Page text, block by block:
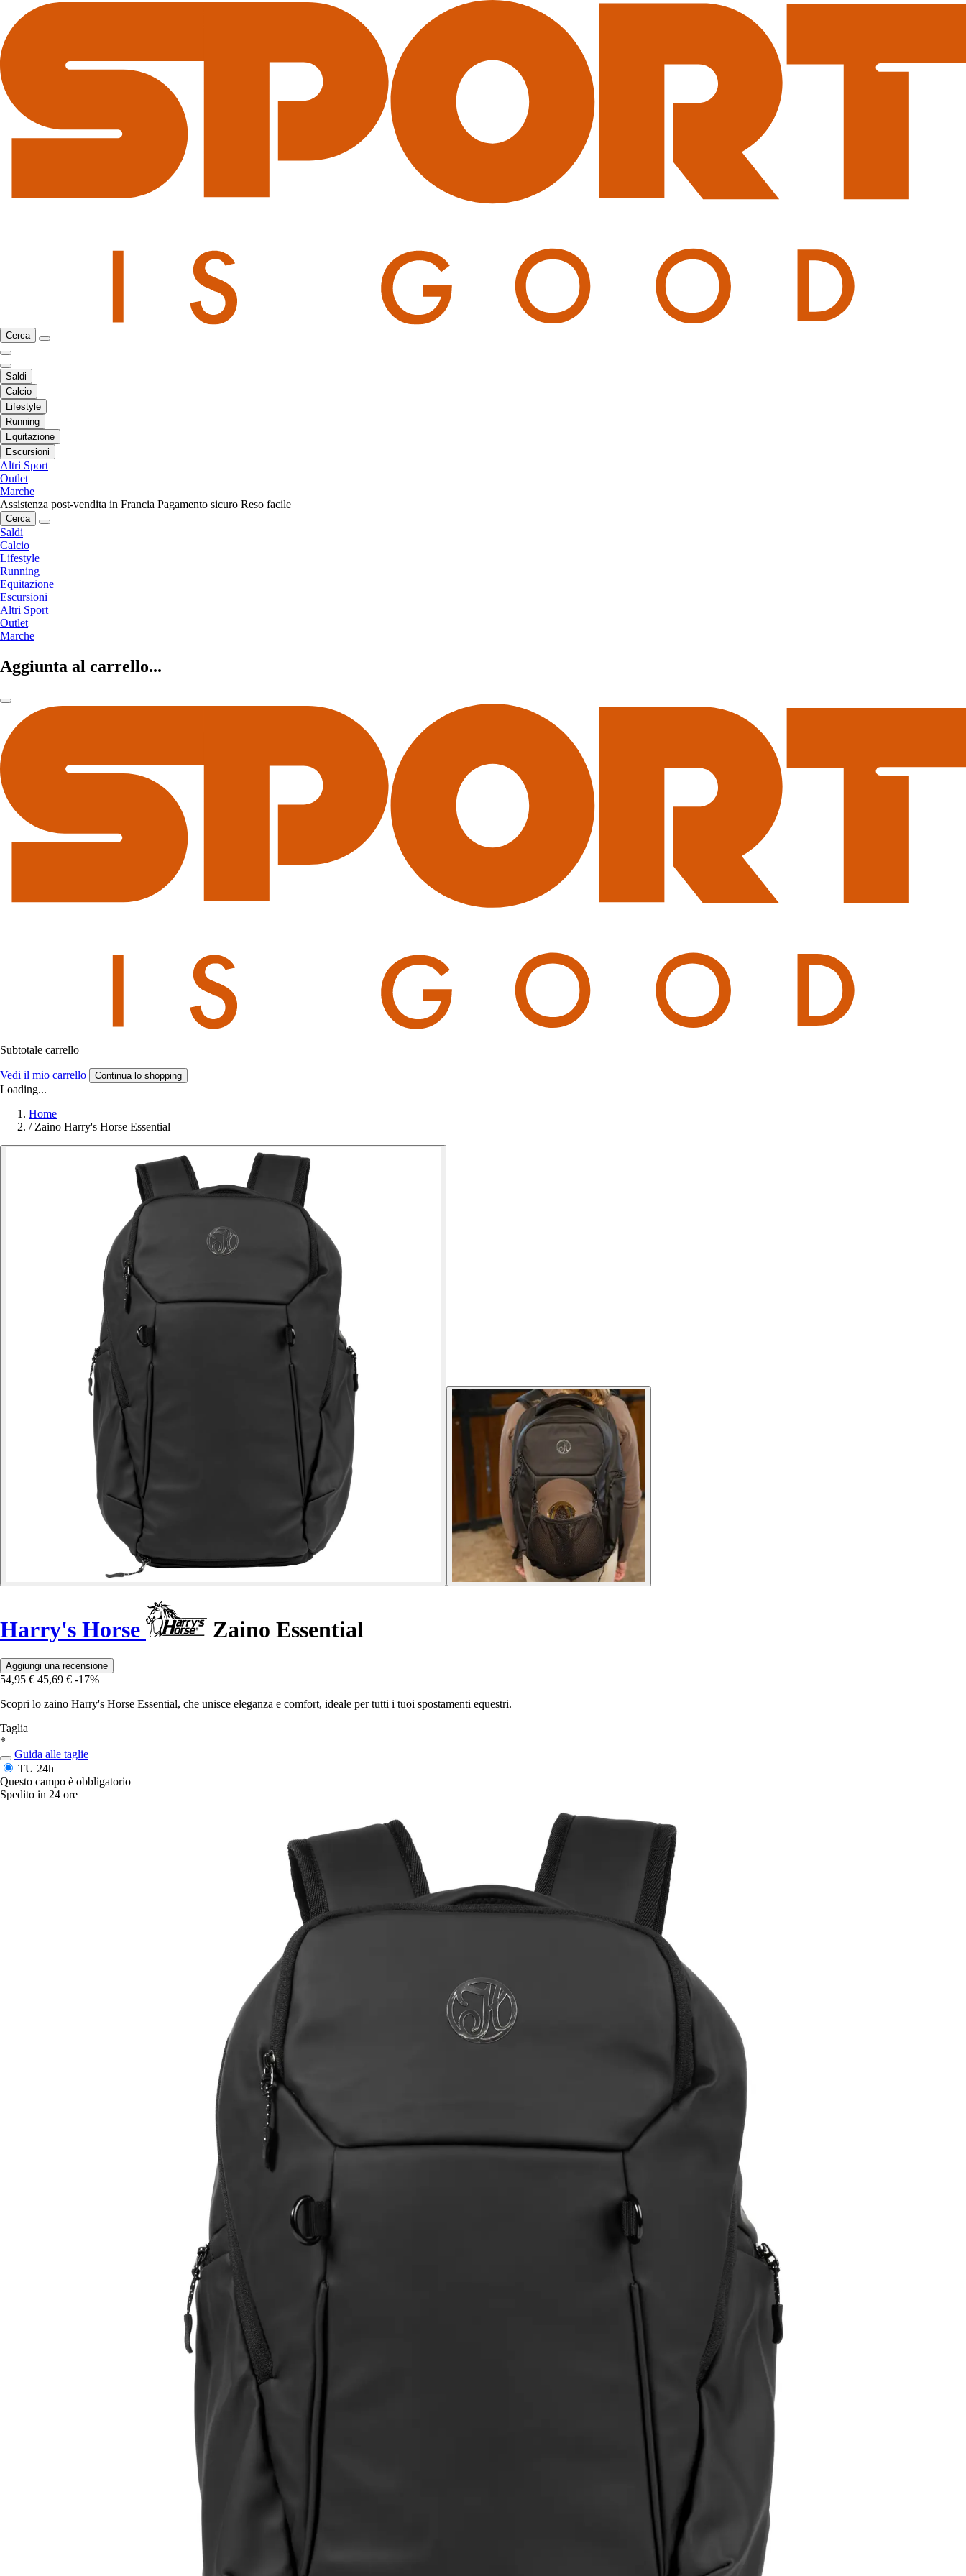
Cerca
Saldi
Calcio
Lifestyle
Running
Equitazione
Escursioni
Altri Sport
Outlet
Marche
Assistenza post-vendita in Francia Pagamento sicuro Reso facile
Cerca
Saldi
Calcio
Lifestyle
Running
Equitazione
Escursioni
Altri Sport
Outlet
Marche
Aggiunta al carrello...
Subtotale carrello
Vedi il mio carrello Continua lo shopping
Loading...
Home
/ Zaino Harry's Horse Essential
Harry's Horse Zaino Essential
Aggiungi una recensione
54,95 € 45,69 € -17%
Scopri lo zaino Harry's Horse Essential, che unisce eleganza e comfort, ideale per tutti i tuoi spostamenti equestri.
Taglia
*
Guida alle taglie
TU 24h
Questo campo è obbligatorio
Spedito in 24 ore